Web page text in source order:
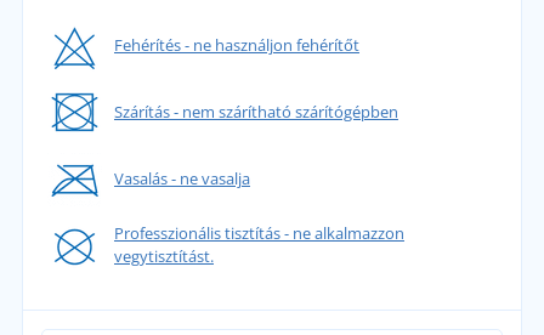
Fehérítés - ne használjon fehérítőt
Szárítás - nem szárítható szárítógépben
Vasalás - ne vasalja
Professzionális tisztítás - ne alkalmazzon
vegytisztítást.